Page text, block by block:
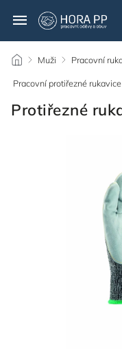
/ Muži / Pracovní
Pracovní protiřezné
Protiřezné